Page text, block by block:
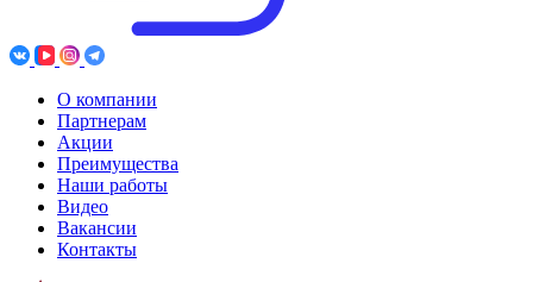
О компании
Партнерам
Акции
Преимущества
Наши работы
Видео
Вакансии
Контакты